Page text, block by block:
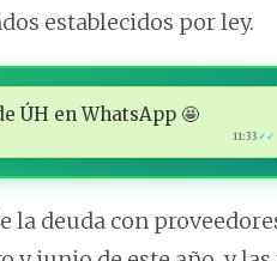
establecidos por ley.
ÚH en WhatsApp 🤩
11:33 ✓✓
la deuda con